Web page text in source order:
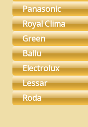
Panasonic
Royal Clima
Green
Ballu
Electrolux
Lessar
Roda